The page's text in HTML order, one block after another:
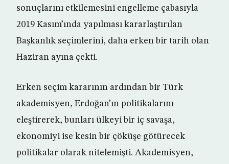
sonuçlarını etkilemesini engelleme çabasıyla
2019 Kasım’ında yapılması kararlaştırılan
Başkanlık seçimlerini, daha erken bir tarih olan
Haziran ayına çekti.
Erken seçim kararının ardından bir Türk
akademisyen, Erdoğan’ın politikalarını
eleştirerek, bunları ülkeyi bir iç savaşa,
ekonomiyi ise kesin bir çöküşe götürecek
politikalar olarak nitelemişti. Akademisyen,